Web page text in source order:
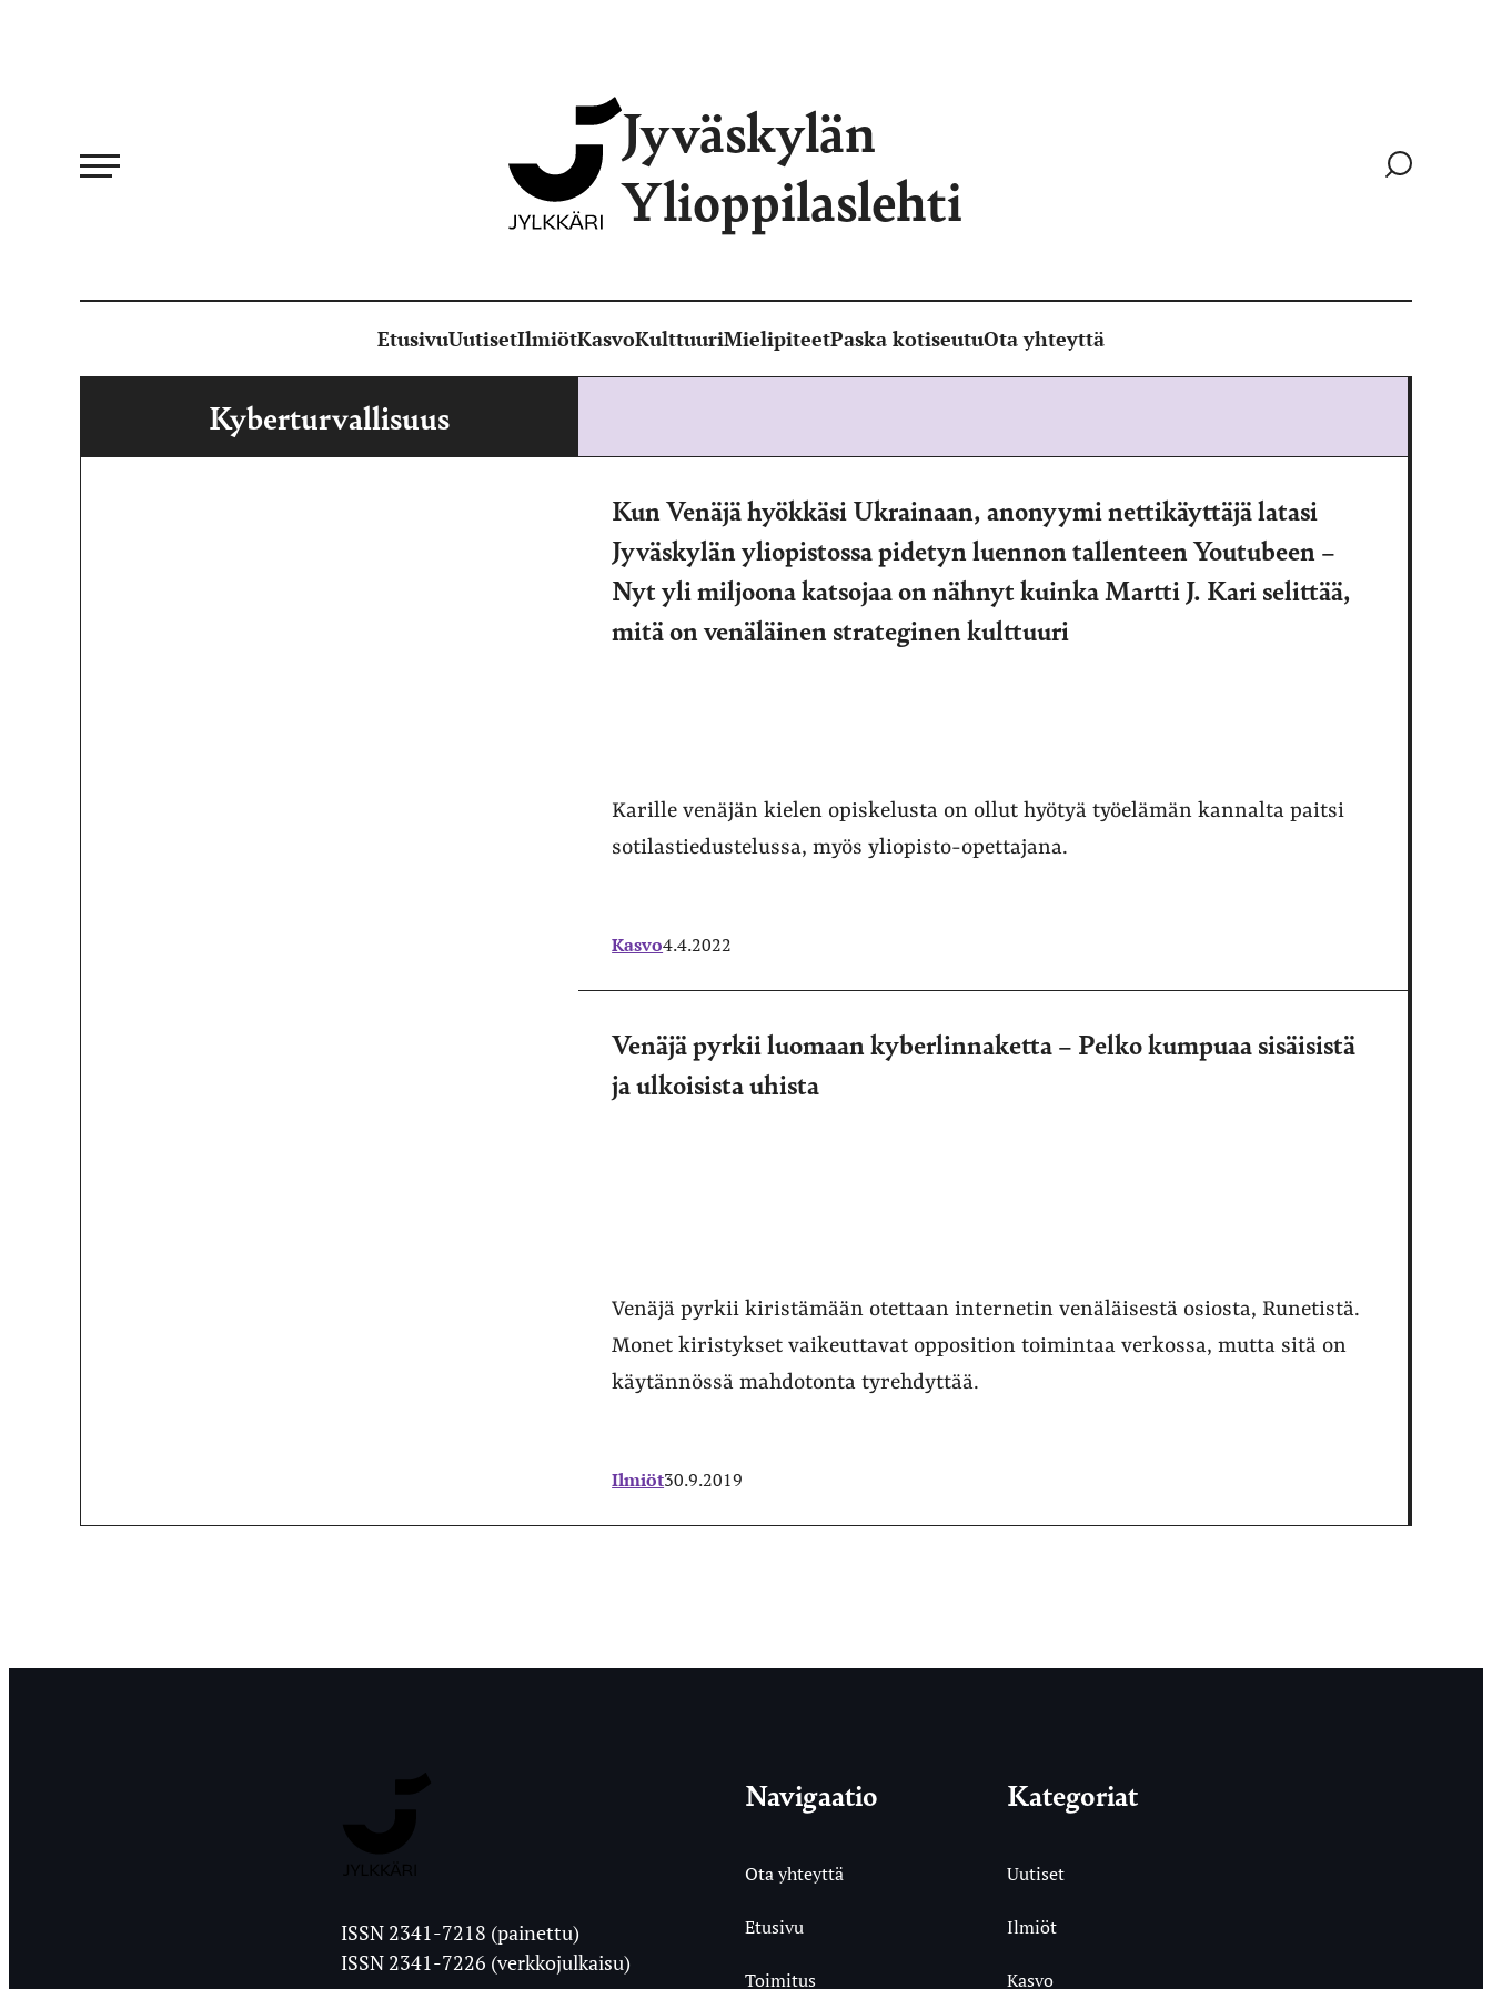
Jyväskylän
Ylioppilaslehti
Siirry
EtusivuUutisetIlmiötKasvoKulttuuriMielipiteetPaska kotiseutuOta yhteyttä
Kyberturvallisuus
Kun Venäjä hyökkäsi Ukrainaan, anonyymi nettikäyttäjä latasi
Jyväskylän yliopistossa pidetyn luennon tallenteen Youtubeen –
Nyt yli miljoona katsojaa on nähnyt kuinka Martti J. Kari selittää,
mitä on venäläinen strateginen kulttuuri
Karille venäjän kielen opiskelusta on ollut hyötyä työelämän kannalta paitsi
sotilastiedustelussa, myös yliopisto-opettajana.
Kasvo4.4.2022
Venäjä pyrkii luomaan kyberlinnaketta – Pelko kumpuaa sisäisistä
ja ulkoisista uhista
Venäjä pyrkii kiristämään otettaan internetin venäläisestä osiosta, Runetistä.
Monet kiristykset vaikeuttavat opposition toimintaa verkossa, mutta sitä on
käytännössä mahdotonta tyrehdyttää.
Ilmiöt30.9.2019
Ylioppilaslehti
ISSN 2341-7218 (painettu)
ISSN 2341-7226 (verkkojulkaisu)
Navigaatio
Ota yhteyttä
Etusivu
Toimitus
Kategoriat
Uutiset
Ilmiöt
Kasvo